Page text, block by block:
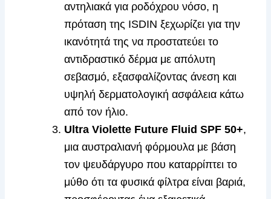
αντηλιακά για ροδόχρου νόσο, η
πρόταση της ISDIN ξεχωρίζει για την
ικανότητά της να προστατεύει το
αντιδραστικό δέρμα με απόλυτη
σεβασμό, εξασφαλίζοντας άνεση και
υψηλή δερματολογική ασφάλεια κάτω
από τον ήλιο.
Ultra Violette Future Fluid SPF 50+,
μια αυστραλιανή φόρμουλα με βάση
τον ψευδάργυρο που καταρρίπτει το
μύθο ότι τα φυσικά φίλτρα είναι βαριά,